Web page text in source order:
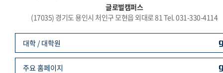
글로벌캠퍼스
(17035) 경기도 용인시 처인구 모현읍 외대로 81 Tel. 031-330-4114
대학 / 대학원
주요 홈페이지